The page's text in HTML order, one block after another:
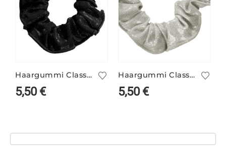
Haargummi Classic schwarz
5,50€
Haargummi Classic weißgold
5,50€